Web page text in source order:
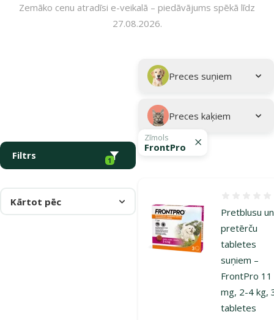
Zemāko cenu atradīsi e-veikalā – piedāvājums spēkā līdz
27.08.2026.
Apakškategorija
Preces suņiem
Preces kaķiem
Filtrs 1
Zīmols
FrontPro
Kārtot pēc
Pretblusu un
pretērču
tabletes
suņiem –
FrontPro 11
mg, 2-4 kg,
tabletes